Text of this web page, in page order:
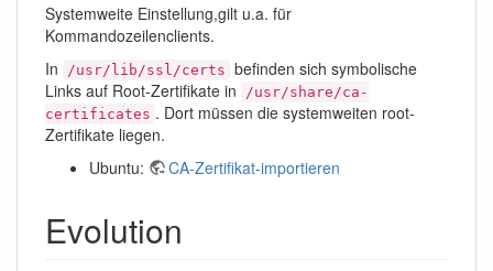
Systemweite Einstellung,gilt u.a. für
Kommandozeilenclients.
In
/usr/lib/ssl/certs befinden sich symbolische
Links auf Root-Zertifikate in
/usr/share/ca-
certificates . Dort müssen die systemweiten root-
Zertifikate liegen.
Ubuntu:
CA-Zertifikat-importieren
Evolution